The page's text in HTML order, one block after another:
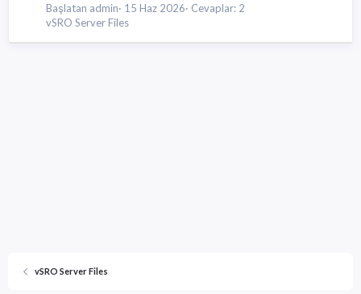
Başlatan admin 15 Haz 2026 Cevaplar: 2
vSRO Server Files
vSRO Server Files